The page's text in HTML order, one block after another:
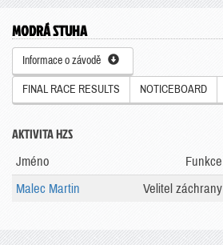
MODRÁ STUHA
Informace o závodě
FINAL RACE RESULTS NOTICEBOARD
AKTIVITA HZS
Jméno Funkce
Malec Martin
Velitel záchrany